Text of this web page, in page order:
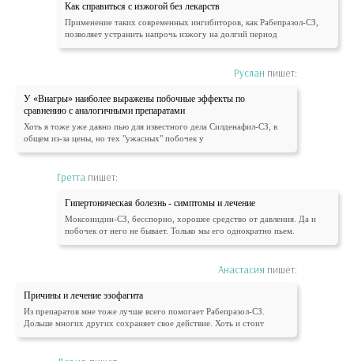
Как справиться с изжогой без лекарств
Применение таких современных ингибиторов, как Рабепразол-СЗ,
позволяет устранить напрочь изжогу на долгий период
Руслан пишет:
У «Виагры» наиболее выражены побочные эффекты по
сравнению с аналогичными препаратами
Хоть я тоже уже давно пью для известного дела Силденафил-СЗ, в
общем из-за цены, но тех "ужасных" побочек у
Гретта пишет:
Гипертоническая болезнь - симптомы и лечение
Моксонидин-СЗ, бесспорно, хорошее средство от давления. Да и
побочек от него не бывает. Только мы его однократно пьем.
Анастасия пишет:
Причины и лечение эзофагита
Из препаратов мне тоже лучше всего помогает Рабепразол-СЗ.
Дольше многих других сохраняет свое действие. Хоть и стоит